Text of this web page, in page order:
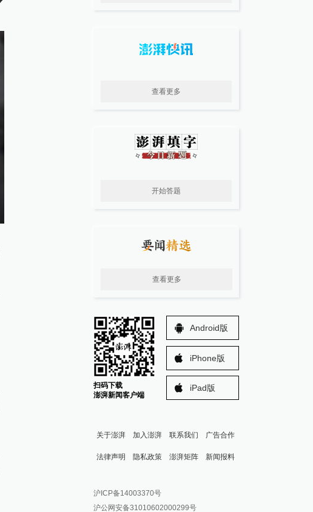
查看更多
开始答题
查看更多
扫码下载
澎湃新闻客户端
Android版
iPhone版
iPad版
关于澎湃 加入澎湃 联系我们 广告合作
法律声明 隐私政策 澎湃矩阵
澎湃新闻公众号
新闻报料
报料邮箱: news@thepaper.cn
沪ICP备14003370号
沪公网安备31010602000299号